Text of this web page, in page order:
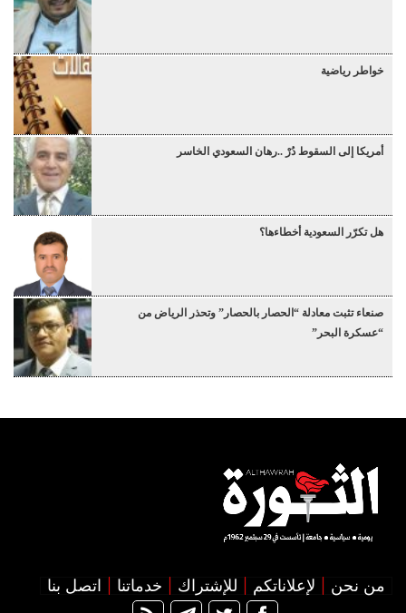
خواطر رياضية
أمريكا إلى السقوط دُرْ ..رهان السعودي الخاسر
هل تكرّر السعودية أخطاءها؟
صنعاء تثبت معادلة “الحصار بالحصار” وتحذر الرياض من
“عسكرة البحر”
من نحن لإعلاناتكم للإشتراك خدماتنا اتصل بنا